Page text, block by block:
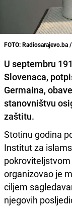
FOTO: Radiosarajevo.ba
U septembru
Slovenaca,
Germaina,
stanovništvu
zaštitu.
Stotinu godina
Institut za
organizovao je
ciljem
njegovih